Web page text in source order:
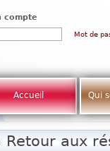
compte
Mot de
Accueil Qui
Retour aux